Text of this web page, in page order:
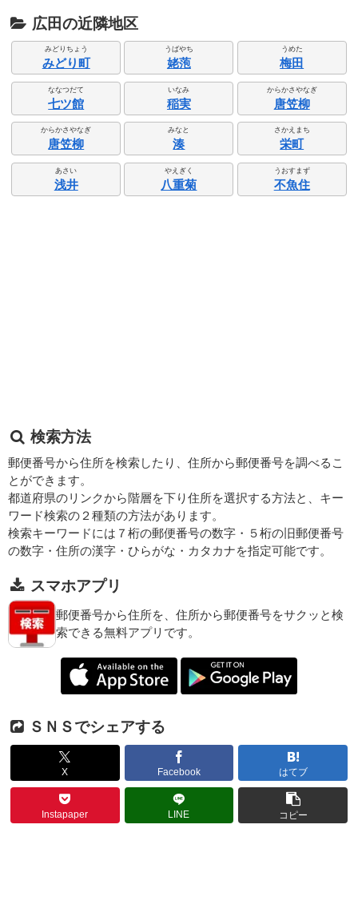
広田の近隣地区
みどりちょう
みどり町
うばやち
姥萢
うめた
梅田
ななつだて
七ツ館
いなみ
稲実
からかさやなぎ
唐笠柳
からかさやなぎ
唐笠柳
みなと
湊
さかえまち
栄町
あさい
浅井
やえぎく
八重菊
うおすまず
不魚住
検索方法
郵便番号から住所を検索したり、住所から郵便番号を調べるこ
とができます。
都道府県のリンクから階層を下り住所を選択する方法と、キー
ワード検索の２種類の方法があります。
検索キーワードには７桁の郵便番号の数字・５桁の旧郵便番号
の数字・住所の漢字・ひらがな・カタカナを指定可能です。
スマホアプリ
郵便番号から住所を、住所から郵便番号をサクッと検
索できる無料アプリです。
ＳＮＳでシェアする
X Facebook はてブ
Instapaper LINE コピー